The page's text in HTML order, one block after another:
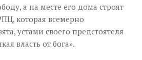
а на месте его дома строят
которая всемерно
устами своего предстоятеля
власть от бога».